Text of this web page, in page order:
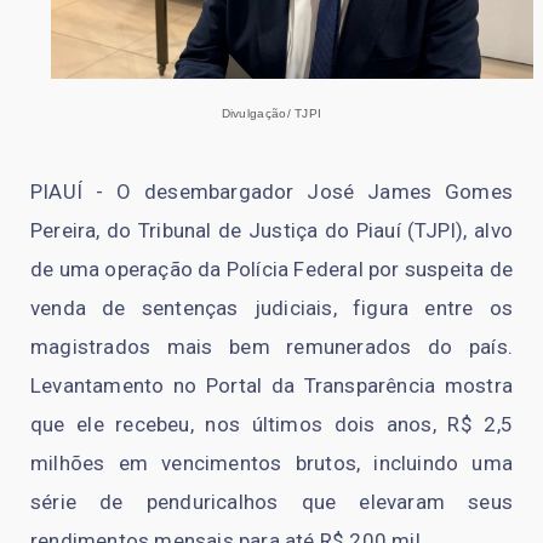
Divulgação/ TJPI
PIAUÍ - O desembargador José James Gomes
Pereira, do Tribunal de Justiça do Piauí (TJPI), alvo
de uma operação da Polícia Federal por suspeita de
venda de sentenças judiciais, figura entre os
magistrados mais bem remunerados do país.
Levantamento no Portal da Transparência mostra
que ele recebeu, nos últimos dois anos, R$ 2,5
milhões em vencimentos brutos, incluindo uma
série de penduricalhos que elevaram seus